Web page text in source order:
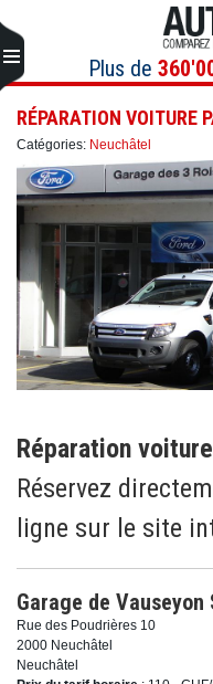
au
contenu
Plus de
RÉPARATION VOITURE
Catégories: Neuchâtel
Réparation
Réservez
ligne sur le site
Garage de Vauseyon
Rue des Poudrières 10
2000 Neuchâtel
Neuchâtel